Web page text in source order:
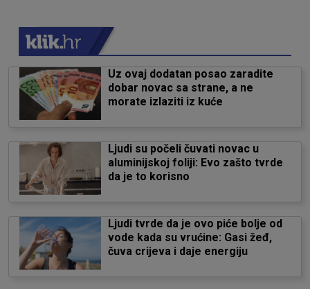
Uz ovaj dodatan posao zaradite
dobar novac sa strane, a ne
morate izlaziti iz kuće
Ljudi su počeli čuvati novac u
aluminijskoj foliji: Evo zašto tvrde
da je to korisno
Ljudi tvrde da je ovo piće bolje od
vode kada su vrućine: Gasi žeđ,
čuva crijeva i daje energiju